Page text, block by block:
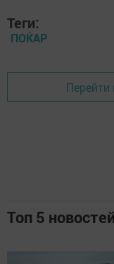
Теги:
ПОЌАР
Перейти
Топ 5 новостей